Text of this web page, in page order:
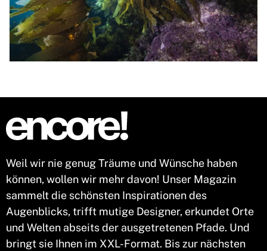
Weil wir nie genug Träume und Wünsche haben
können, wollen wir mehr davon! Unser Magazin
sammelt die schönsten Inspirationen des
Augenblicks, trifft mutige Designer, erkundet Orte
und Welten abseits der ausgetretenen Pfade. Und
bringt sie Ihnen im XXL-Format. Bis zur nächsten